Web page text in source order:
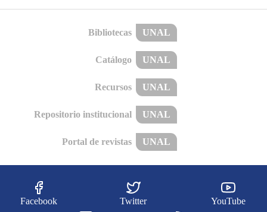
Bibliotecas UNAL
Catálogo UNAL
Recursos UNAL
Repositorio institucional UNAL
Portal de revistas UNAL
Facebook Twitter YouTube